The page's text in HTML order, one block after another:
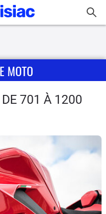
MOTO
DE 701 À 1200